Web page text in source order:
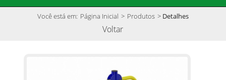
Você está em: Página Inicial > Produtos > Detalhes
Voltar